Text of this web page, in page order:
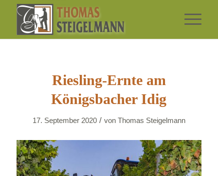
Riesling-Ernte am
Königsbacher Idig
17. September 2020 / von Thomas Steigelmann